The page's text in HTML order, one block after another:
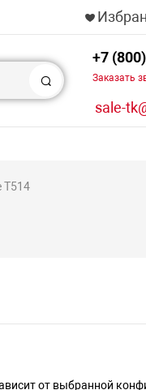
Поиск
+7
Заказать
sale-
T514
от выбранной